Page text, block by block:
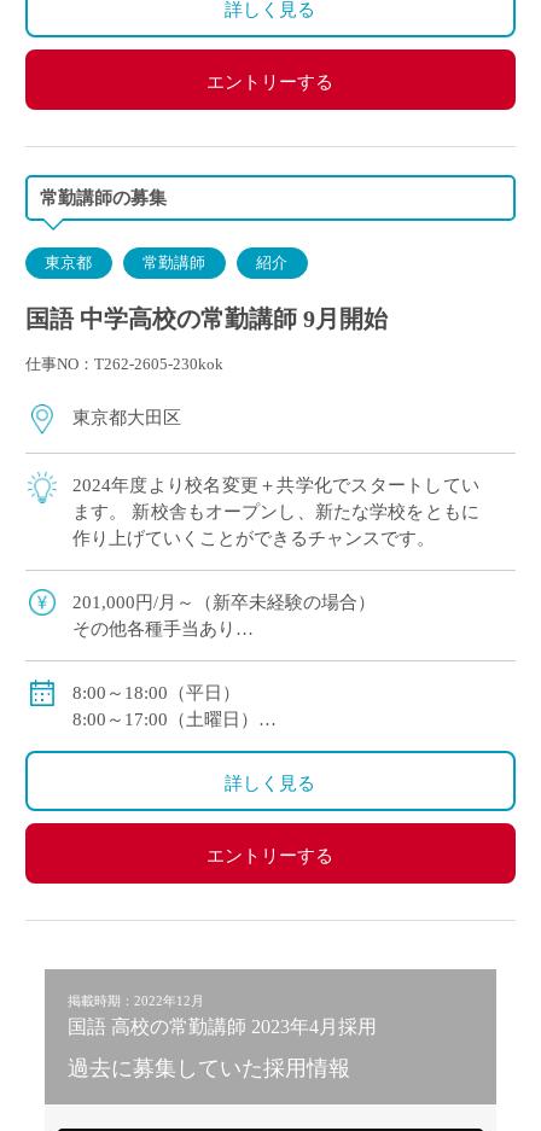
詳しく見る
エントリーする
常勤講師の募集
東京都 常勤講師 紹介
国語 中学高校の常勤講師 9月開始
仕事NO：T262-2605-230kok
東京都大田区
2024年度より校名変更＋共学化でスタートしてい
ます。 新校舎もオープンし、新たな学校をともに
作り上げていくことができるチャンスです。
201,000円/月～（新卒未経験の場合）
その他各種手当あり
8:00～18:00（平日）
8:00～17:00（土曜日）
詳しく見る
エントリーする
掲載時期：2022年12月
国語 高校の常勤講師 2023年4月採用
過去に募集していた採用情報